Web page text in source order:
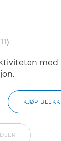
KJØP BLEKK